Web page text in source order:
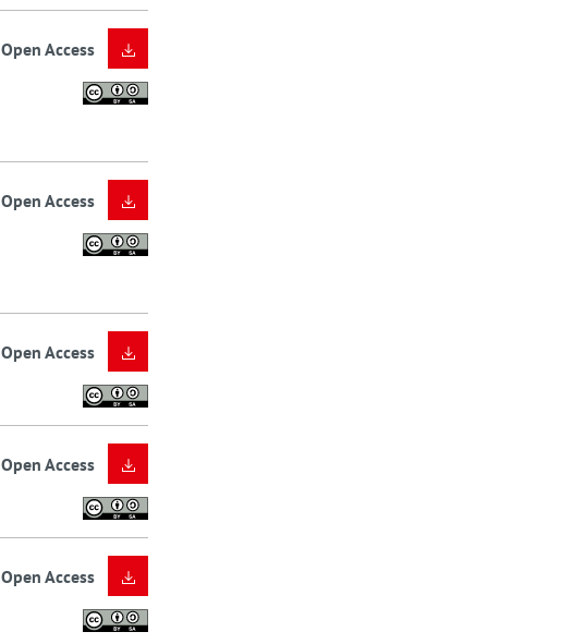
Open Access
Open Access
Open Access
Open Access
Open Access